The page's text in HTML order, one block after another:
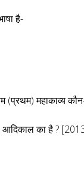
है-
(प्रथम) महाकाव्य
आदिकाल का है ?